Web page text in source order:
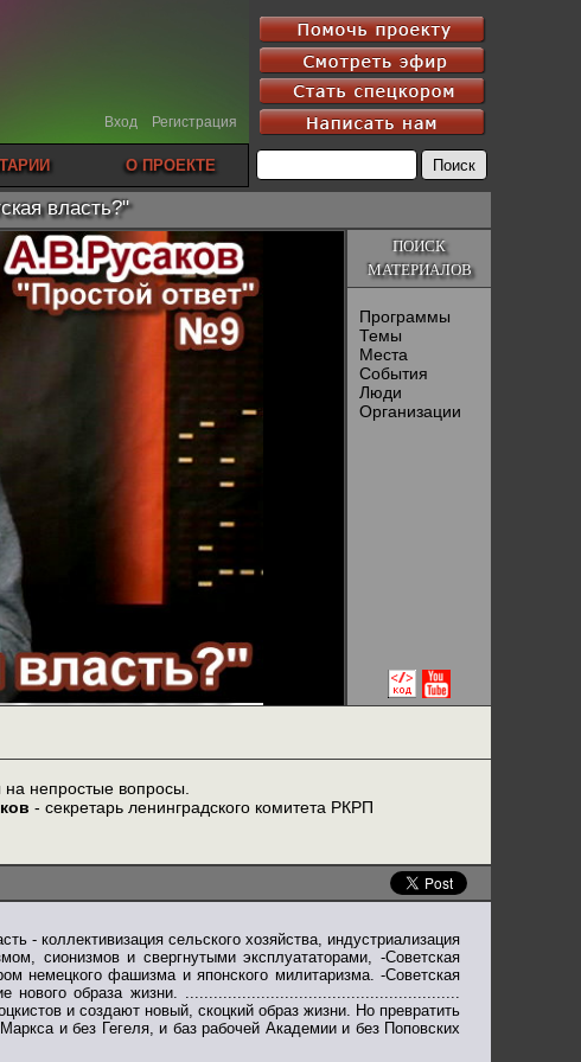
Вход Регистрация
О ПРОЕКТЕ
власть?"
ПОИСК
МАТЕРИАЛОВ
Программы
Темы
Места
События
Люди
Организации
непростые вопросы.
- секретарь ленинградского комитета РКРП
- коллективизация сельского хозяйства, индустриализация
сионизмов и свергнутыми эксплуататорами, -Советская
немецкого фашизма и японского милитаризма. -Советская
нового образа жизни. ..........................................................
и создают новый, скоцкий образ жизни. Но превратить
и без Гегеля, и баз рабочей Академии и без Поповских